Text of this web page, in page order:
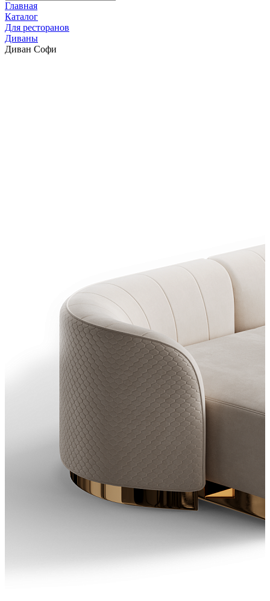
Главная
Каталог
Для ресторанов
Диваны
Диван Софи